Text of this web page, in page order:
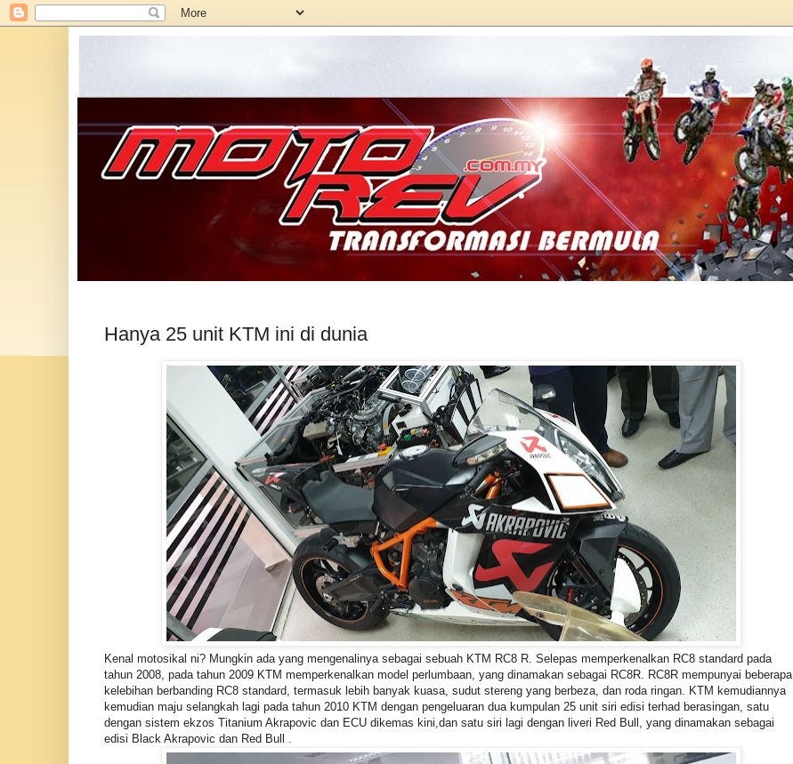
Hanya 25 unit KTM ini di dunia
Kenal motosikal ni? Mungkin ada yang mengenalinya sebagai sebuah KTM RC8 R. Selepas memperkenalkan RC8 standard pada
tahun 2008, pada tahun 2009 KTM memperkenalkan model perlumbaan, yang dinamakan sebagai RC8R. RC8R mempunyai beberapa
kelebihan berbanding RC8 standard, termasuk lebih banyak kuasa, sudut stereng yang berbeza, dan roda ringan. KTM kemudiannya
kemudian maju selangkah lagi pada tahun 2010 KTM dengan pengeluaran dua kumpulan 25 unit siri edisi terhad berasingan, satu
dengan sistem ekzos Titanium Akrapovic dan ECU dikemas kini,dan satu siri lagi dengan liveri Red Bull, yang dinamakan sebagai
edisi Black Akrapovic dan Red Bull .